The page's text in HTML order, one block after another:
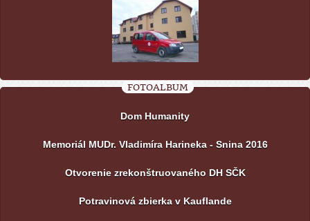
FOTOALBUM
Dom Humanity
Memoriál MUDr. Vladimíra Harineka - Snina 2016
Otvorenie zrekonštruovaného DH SČK
Potravinová zbierka v Kauflande